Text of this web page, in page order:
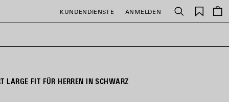
KUNDENDIENSTE ANMELDEN Suchen
Artikel
LARGE FIT FÜR HERREN IN SCHWARZ